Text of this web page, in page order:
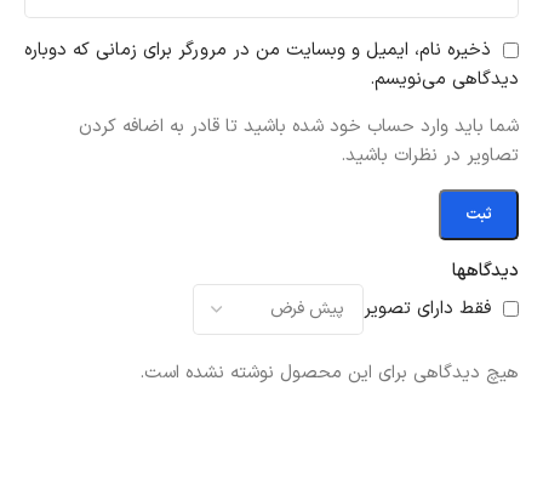
دیدگاهها
فقط دارای تصویر
هیچ دیدگاهی برای این محصول نوشته نشده است.
ذخیره نام، ایمیل و وبسایت من در مرورگر برای زمانی که دوباره
دیدگاهی می‌نویسم.
شما باید وارد حساب خود شده باشید تا قادر به اضافه کردن
تصاویر در نظرات باشید.